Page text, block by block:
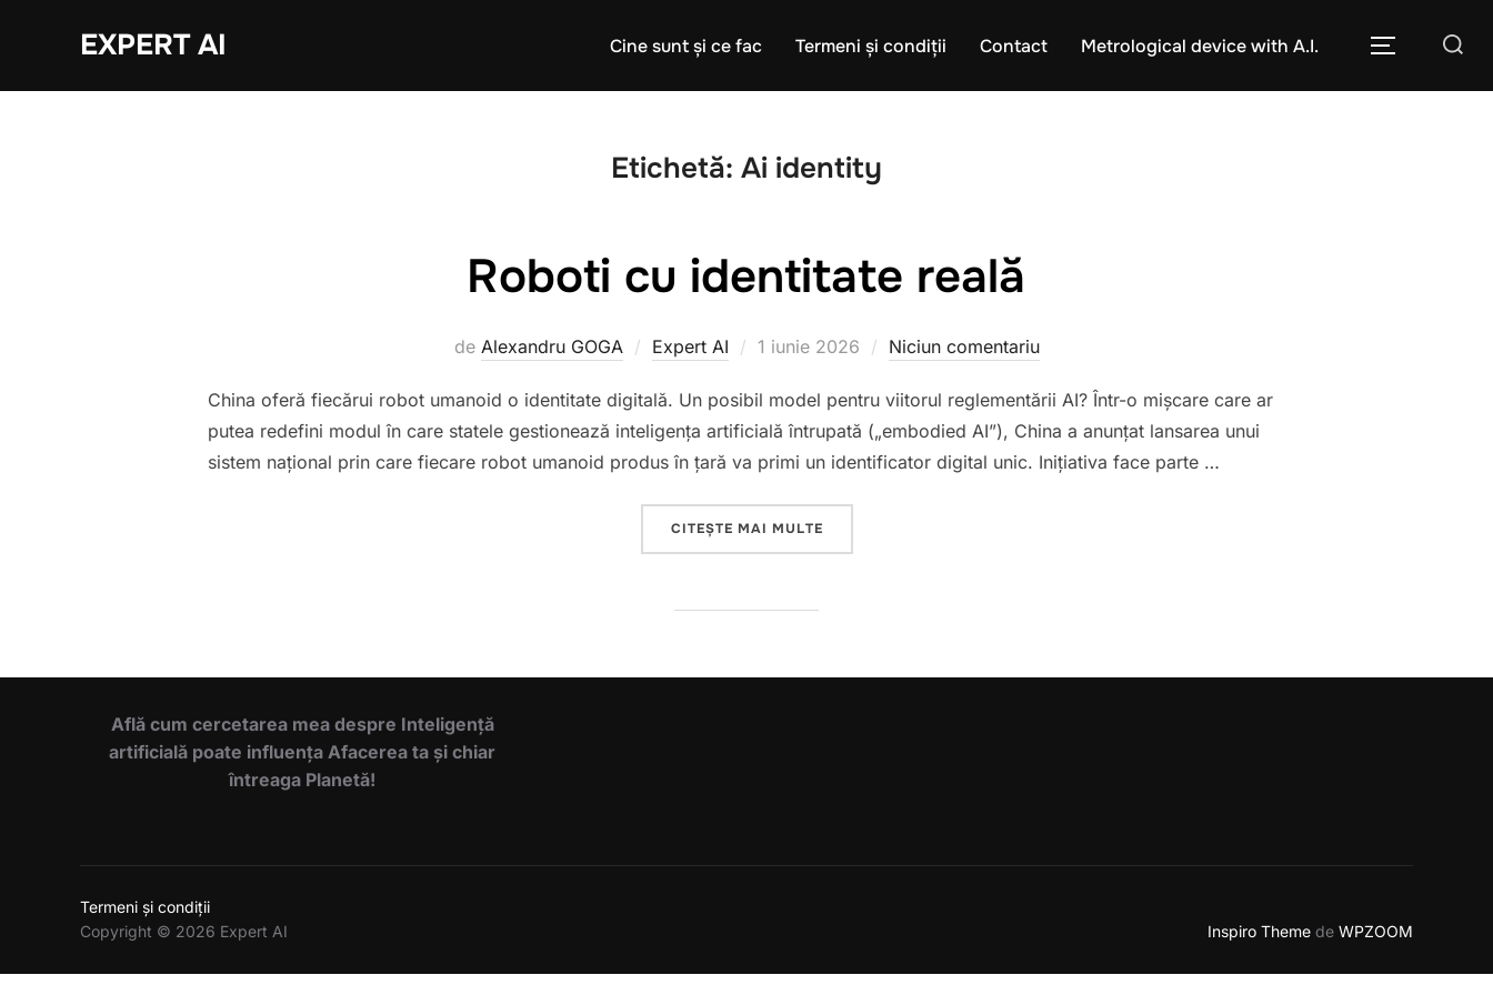
EXPERT AI Cine sunt și ce fac Termeni și condiții Contact Metrological device with A.I.
Caută COMUTĂ
Etichetă: Ai identity
Roboti cu identitate reală
de Alexandru GOGA Expert AI
Publicat
1 iunie 2026 Niciun comentariu
China oferă fiecărui robot umanoid o identitate digitală. Un posibil model pentru viitorul reglementării AI? Într-o mișcare care ar
putea redefini modul în care statele gestionează inteligența artificială întrupată („embodied AI”), China a anunțat lansarea unui
sistem național prin care fiecare robot umanoid produs în țară va primi un identificator digital unic. Inițiativa face parte …
CITEȘTE MAI MULTE„ROBOTI CU IDENTITATE REALĂ”
Află cum cercetarea mea despre Inteligență
artificială poate influența Afacerea ta și chiar
întreaga Planetă!
Termeni și condiții
Copyright © 2026 Expert AI
Inspiro Theme de WPZOOM